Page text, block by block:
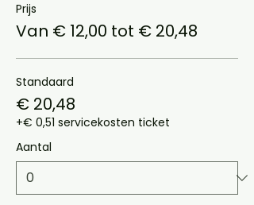
Prijs
Van € 12,00 tot € 20,48
Standaard
€ 20,48
+€ 0,51 servicekosten ticket
Aantal